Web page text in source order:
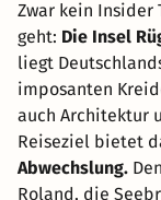
Zwar kein Insider
geht: Die Insel
liegt
imposanten
auch Architektur
Reiseziel bietet
Abwechslung.
Roland, die